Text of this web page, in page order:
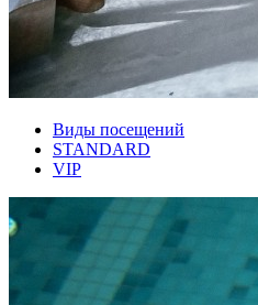
Виды посещений
STANDARD
VIP